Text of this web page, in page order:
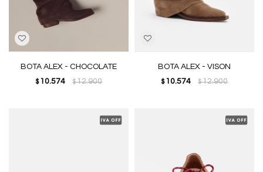
BOTA ALEX - CHOCOLATE
$ 10.574 $12.900
BOTA ALEX - VISON
$ 10.574 $12.900